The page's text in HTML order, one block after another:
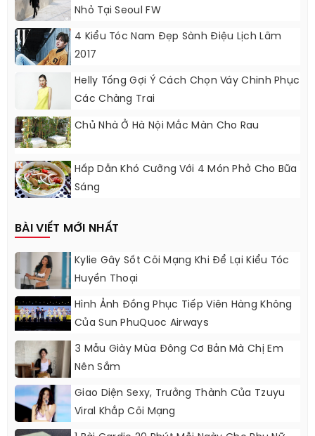
Nhỏ Tại Seoul FW
4 Kiểu Tóc Nam Đẹp Sành Điệu Lịch Lãm
2017
Helly Tống Gợi Ý Cách Chọn Váy Chinh Phục
Các Chàng Trai
Chủ Nhà Ở Hà Nội Mắc Màn Cho Rau
Hấp Dẫn Khó Cưỡng Với 4 Món Phở Cho Bữa
Sáng
BÀI VIẾT MỚI NHẤT
Kylie Gây Sốt Cõi Mạng Khi Để Lại Kiểu Tóc
Huyền Thoại
Hình Ảnh Đồng Phục Tiếp Viên Hàng Không
Của Sun PhuQuoc Airways
3 Mẫu Giày Mùa Đông Cơ Bản Mà Chị Em
Nên Sắm
Giao Diện Sexy, Trưởng Thành Của Tzuyu
Viral Khắp Cõi Mạng